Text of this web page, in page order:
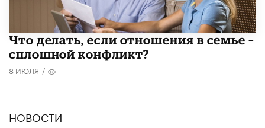
Что делать, если отношения в семье –
сплошной конфликт?
8 ИЮЛЯ /
НОВОСТИ